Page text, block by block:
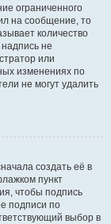
ограниченного
на сообщение, то
количество
не
или
изменениях по
не могут удалить
создать её в
пункт
чтобы подпись
подписи по
выбор в